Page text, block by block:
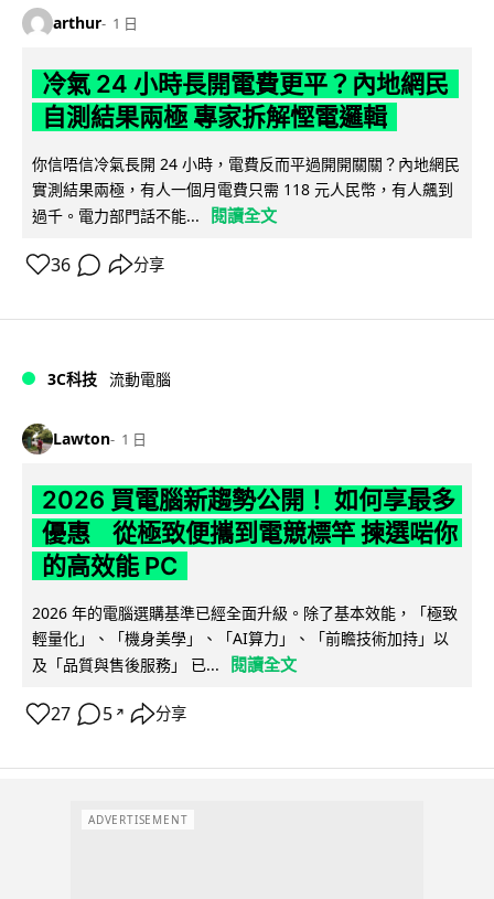
arthur 1 日
冷氣 24 小時長開電費更平？內地網民
自測結果兩極 專家拆解慳電邏輯
你信唔信冷氣長開 24 小時，電費反而平過開開關關？內地網民
實測結果兩極，有人一個月電費只需 118 元人民幣，有人飆到
過千。電力部門話不能...
閱讀全文
36 分享
3C科技 流動電腦
Lawton 1 日
2026 買電腦新趨勢公開！ 如何享最多
優惠 從極致便攜到電競標竿 揀選啱你
的高效能 PC
2026 年的電腦選購基準已經全面升級。除了基本效能，「極致
輕量化」、「機身美學」、「AI算力」、「前瞻技術加持」以
及「品質與售後服務」 已...
閱讀全文
27 5 ↗ 分享
ADVERTISEMENT